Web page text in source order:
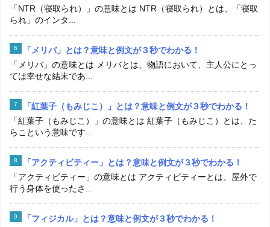
「NTR（寝取られ）」の意味とは NTR（寝取られ）とは、「寝取
られ」のインタ...
「メリバ」とは？意味と例文が３秒でわかる！
「メリバ」の意味とは メリバとは、物語において、主人公にとっ
ては幸せな結末であ...
「紅葉子（もみじこ）」とは？意味と例文が３秒でわかる！
「紅葉子（もみじこ）」の意味とは 紅葉子（もみじこ）とは、た
らこという意味です...
「アクティビティー」とは？意味と例文が３秒でわかる！
「アクティビティー」の意味とは アクティビティーとは、屋外で
行う身体を使ったさ...
「フィジカル」とは？意味と例文が３秒でわかる！